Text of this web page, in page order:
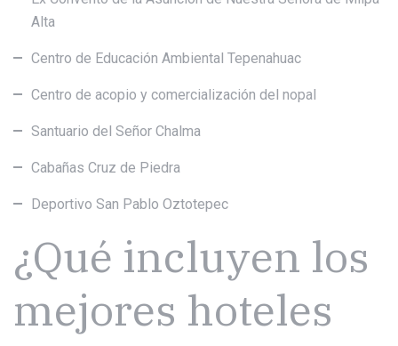
Alta
Centro de Educación Ambiental Tepenahuac
Centro de acopio y comercialización del nopal
Santuario del Señor Chalma
Cabañas Cruz de Piedra
Deportivo San Pablo Oztotepec
¿Qué incluyen los
mejores hoteles